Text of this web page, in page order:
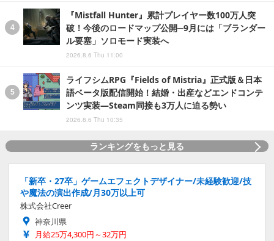
『Mistfall Hunter』累計プレイヤー数100万人突
破！今後のロードマップ公開─9月には「ブランダー
ル要塞」ソロモード実装へ
2026.8.6 Thu 11:00
ライフシムRPG『Fields of Mistria』正式版＆日本
語ベータ版配信開始！結婚・出産などエンドコンテ
ンツ実装―Steam同接も3万人に迫る勢い
2026.8.6 Thu 10:35
ランキングをもっと見る
「新卒・27卒」ゲームエフェクトデザイナー/未経験歓迎/技
や魔法の演出作成/月30万以上可
株式会社Creer
神奈川県
月給25万4,300円～32万円